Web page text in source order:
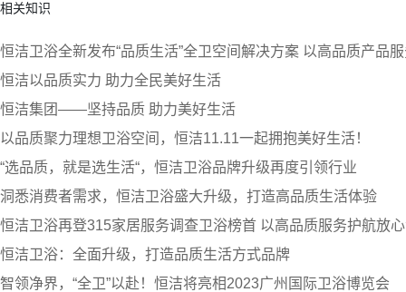
相关知识
恒洁卫浴全新发布“品质生活”全卫空间解决方案 以高品质产品
恒洁以品质实力 助力全民美好生活
恒洁集团——坚持品质 助力美好生活
以品质聚力理想卫浴空间，恒洁11.11一起拥抱美好生活！
“选品质，就是选生活“，恒洁卫浴品牌升级再度引领行业
洞悉消费者需求，恒洁卫浴盛大升级，打造高品质生活体验
恒洁卫浴再登315家居服务调查卫浴榜首 以高品质服务护航放
恒洁卫浴：全面升级，打造品质生活方式品牌
智领净界，“全卫”以赴！恒洁将亮相2023广州国际卫浴博览会